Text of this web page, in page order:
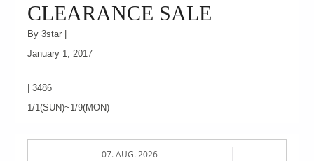
CLEARANCE SALE
By 3star |
January 1, 2017
| 3486
1/1(SUN)~1/9(MON)
07. AUG. 2026